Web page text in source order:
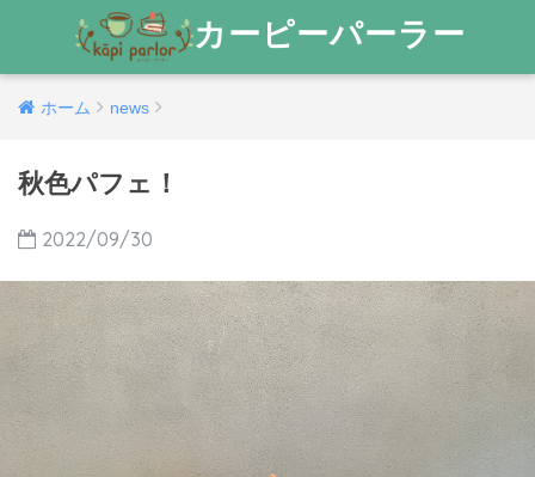
カーピーパーラー
ホーム news
秋色パフェ！
2022/09/30